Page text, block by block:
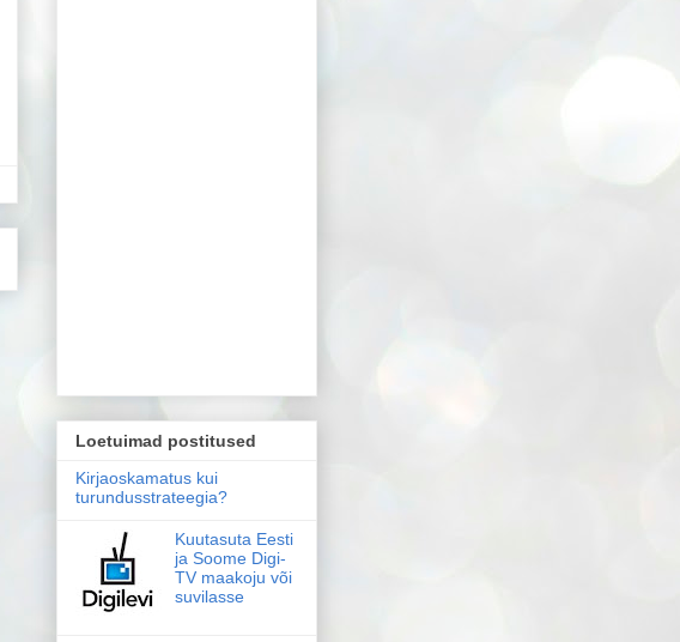
Loetuimad postitused
Kirjaoskamatus kui
turundusstrateegia?
Kuutasuta Eesti
ja Soome Digi-
TV maakoju või
suvilasse